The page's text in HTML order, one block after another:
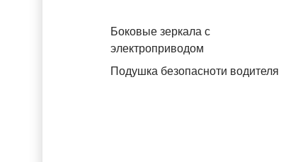
Боковые зеркала с
электроприводом
Подушка безопасноти водителя